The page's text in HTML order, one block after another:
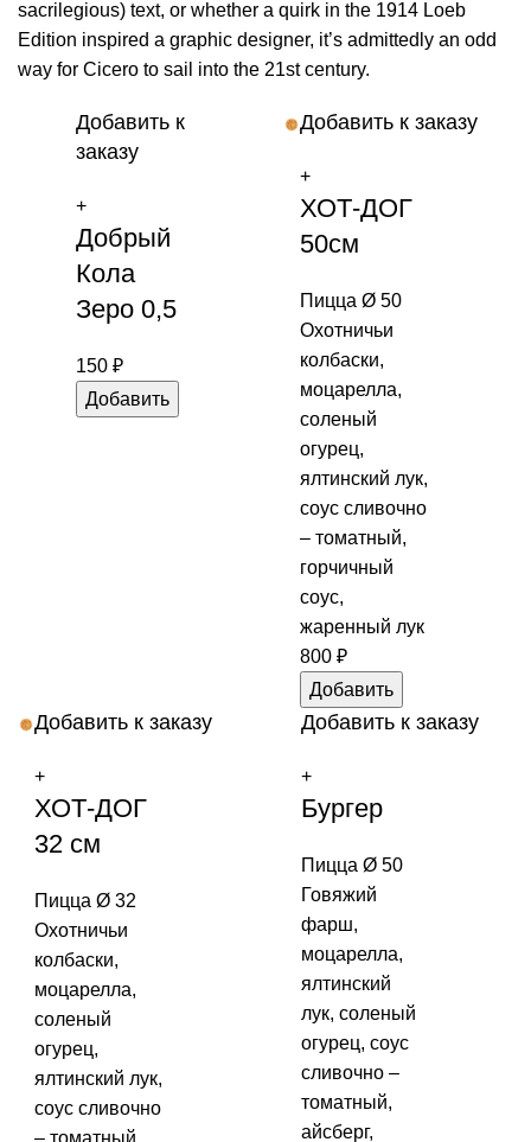
sacrilegious) text, or whether a quirk in the 1914 Loeb
Edition inspired a graphic designer, it’s admittedly an odd
way for Cicero to sail into the 21st century.
Добавить к
заказу
+
Добрый
Кола
Зеро 0,5
150₽
Добавить
Добавить к заказу
+
ХОТ-ДОГ
50см
Пицца Ø 50
Охотничьи
колбаски,
моцарелла,
соленый
огурец,
ялтинский лук,
соус сливочно
– томатный,
горчичный
соус,
жаренный лук
800 ₽
Добавить
Добавить к заказу
+
ХОТ-ДОГ
32 см
Пицца Ø 32
Охотничьи
колбаски,
моцарелла,
соленый
огурец,
ялтинский лук,
соус сливочно
Добавить к заказу
+
Бургер
Пицца Ø 50
Говяжий
фарш,
моцарелла,
ялтинский
лук, соленый
огурец, соус
сливочно –
томатный,
айсберг,